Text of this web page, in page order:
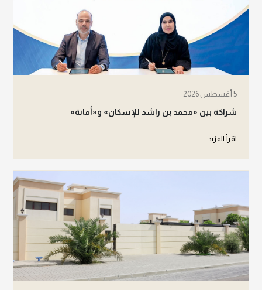
5 أغسطس 2026
شراكة بين «محمد بن راشد للإسكان» و«أمانة»
اقرأ المزيد